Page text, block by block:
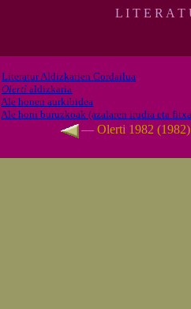
L I T E R A
Literatur Aldizkarien Gordailua
Olerti aldizkaria
Ale honen aurkibidea
Ale honi buruzkoak (azalaren irudia eta
— Olerti 1982